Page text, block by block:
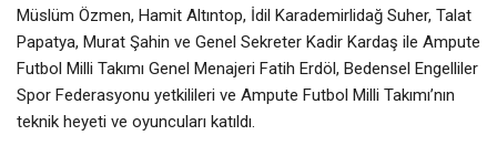
Müslüm Özmen, Hamit Altıntop, İdil Karademirlidağ Suher, Talat
Papatya, Murat Şahin ve Genel Sekreter Kadir Kardaş ile Ampute
Futbol Milli Takımı Genel Menajeri Fatih Erdöl, Bedensel Engelliler
Spor Federasyonu yetkilileri ve Ampute Futbol Milli Takımı’nın
teknik heyeti ve oyuncuları katıldı.